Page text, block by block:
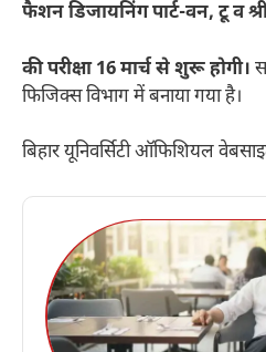
फैशन डिजायनिंग पार्ट-वन, टू व
की परीक्षा 16 मार्च से शुरू होगी।
फिजिक्स विभाग में बनाया गया है।
बिहार यूनिवर्सिटी ऑफिशियल